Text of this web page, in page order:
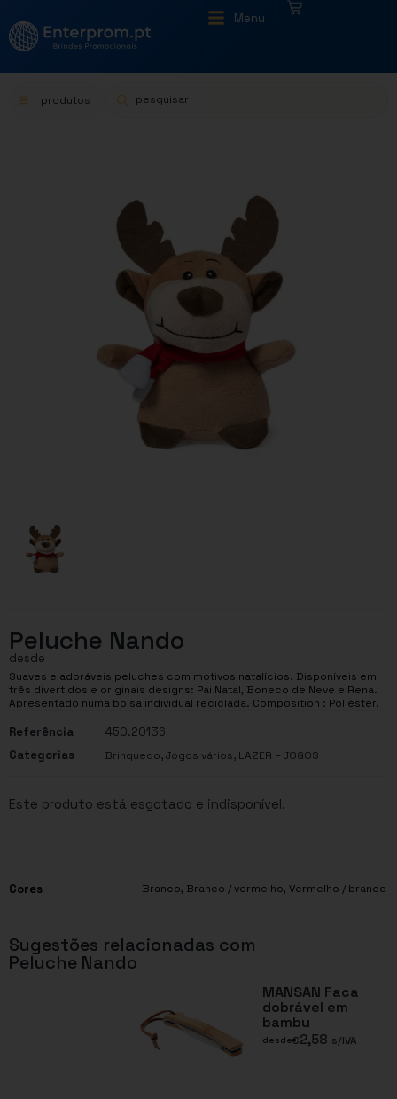
Menu
produtos
Peluche Nando
desde
Suaves e adoráveis peluches com motivos natalícios. Disponíveis em
três divertidos e originais designs: Pai Natal, Boneco de Neve e Rena.
Apresentado numa bolsa individual reciclada. Composition : Poliéster.
Referência
450.20136
Categorias
Brinquedo,Jogos vários, LAZER – JOGOS
Este produto está esgotado e indisponível.
Cores Branco, Branco / vermelho, Vermelho / branco
Sugestões relacionadas com
Peluche Nando
MANSAN Faca
dobrável em
bambu
desde€2,58 s/IVA